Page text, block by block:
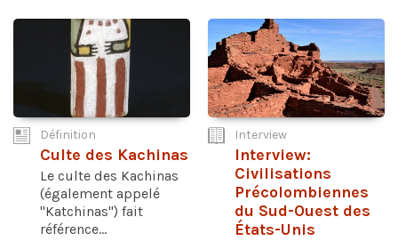
Définition
Culte des Kachinas
Le culte des Kachinas
(également appelé
"Katchinas") fait
référence...
Interview
Interview:
Civilisations
Précolombiennes
du Sud-Ouest des
États-Unis